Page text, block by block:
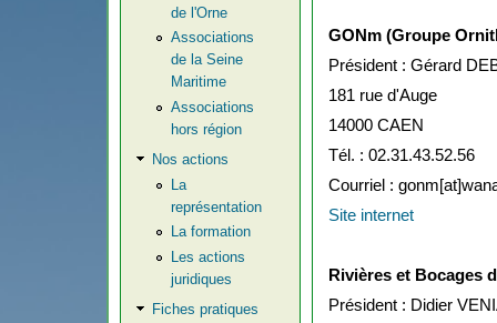
de l'Orne
Associations
de la Seine
Maritime
Associations
hors région
Nos actions
La
représentation
La formation
Les actions
juridiques
Fiches pratiques
GONm (Groupe
Président : Gérard
181 rue d'Auge
14000 CAEN
Tél. : 02.31.43.52.56
Courriel :
Site internet
Rivières et Bocages
Président : Didier